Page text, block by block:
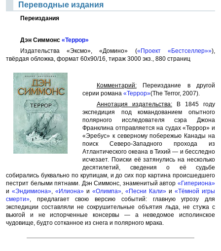
Переводные издания
Переиздания
Дэн Симмонс «Террор»
Издательства «Эксмо», «Домино» («Проект «Бестселлер»»),
твёрдая обложка, формат 60x90/16, тираж 3000 экз., 880 страниц
Комментарий:Переиздание в другой
серии романа «Террор»(The Terror, 2007).
Аннотация издательства:В 1845 году
экспедиция под командованием опытного
полярного исследователя сэра Джона
Франклина отправляется на судах «Террор» и
«Эребус» к северному побережью Канады на
поиск Северо-Западного прохода из
Атлантического океана в Тихий — и бесследно
исчезает. Поиски её затянулись на несколько
десятилетий, сведения о её судьбе
собирались буквально по крупицам, и до сих пор картина происшедшего
пестрит белыми пятнами. Дэн Симмонс, знаменитый автор «Гипериона»
и «Эндимиона», «Илиона» и «Олимпа», «Песни Кали» и «Тёмной игры
смерти», предлагает свою версию событий: главную угрозу для
экспедиции составляли не сокрушительные объятия льда, не стужа с
вьюгой и не испорченные консервы — а неведомое исполинское
чудовище, будто сотканное из снега и полярного мрака.